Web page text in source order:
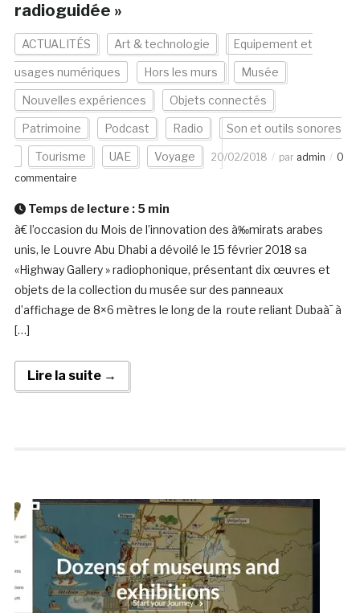
radioguidée »
ACTUALITÉS Art & technologie Equipement et
usages numériques Hors les murs Musée
Nouvelles expériences Objets connectés
Patrimoine Podcast Radio Son et outils sonores
Tourisme UAE Voyage 20/02/2018 par admin
0
commentaire
Temps de lecture : 5 min
à€ l’occasion du Mois de l’innovation des à‰mirats arabes
unis, le Louvre Abu Dhabi a dévoilé le 15 février 2018 sa
«Highway Gallery » radiophonique, présentant dix œuvres et
objets de la collection du musée sur des panneaux
d’affichage de 8×6 mètres le long de la route reliant Dubaà¯ à
[…]
Lire la suite →